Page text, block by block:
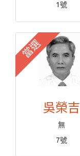
1號
當選
吳榮吉
無
7號